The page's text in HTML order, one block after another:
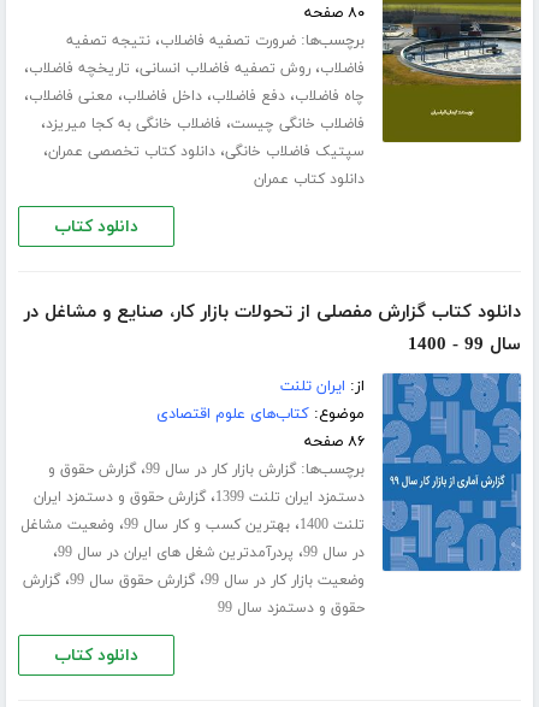
۸۰ صفحه
برچسب‌ها:ضرورت تصفیه فاضلاب،نتیجه تصفیه
فاضلاب،روش تصفیه فاضلاب انسانی، تاریخچه فاضلاب،
چاه فاضلاب،دفع فاضلاب،داخل فاضلاب، معنی فاضلاب،
فاضلاب خانگی چیست، فاضلاب خانگی به کجا میریزد،
سپتیک فاضلاب خانگی،دانلود کتاب تخصصی عمران،
دانلود کتاب عمران
دانلود کتاب
دانلود کتاب گزارش مفصلی از تحولات بازار کار، صنایع و مشاغل در
سال 99 - 1400
از: ایران تلنت
موضوع:کتاب‌های علوم اقتصادی
۸۶ صفحه
برچسب‌ها:گزارش بازار کار در سال 99 ،گزارش حقوق و
دستمزد ایران تلنت 1399
،گزارش حقوق و دستمزد ایران
تلنت 1400
،بهترین کسب و کار سال 99 ، وضعیت مشاغل
در سال 99
، پردرآمدترین شغل های ایران در سال 99 ،
وضعیت بازار کار در سال 99 ،گزارش حقوق سال 99 ،گزارش
حقوق و دستمزد سال 99
دانلود کتاب